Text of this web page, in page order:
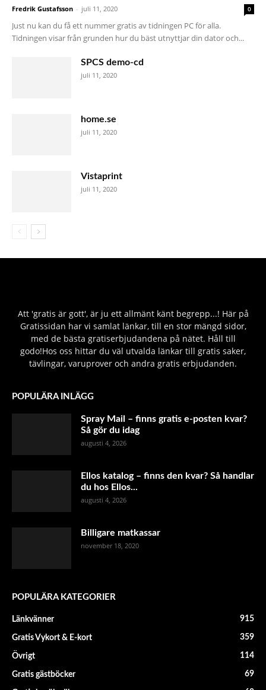
Fredrik Gustafsson - juli 11, 2020 0
Just nu kan du få ett nummer gratis av tidningen PC för alla.
Tidningen visar från grunden hur du bäst utnyttjar din dator och...
SPCS demo-cd
juli 11, 2020
home.se
juli 11, 2020
Vistaprint
juli 11, 2020
Att 'gratis är gott', är ju ett allmänt känt begrepp...! Här på
Gratissidan har vi samlat länkar, till en stor mängd sidor,
med de bästa gratiserbjudandena på nätet. Håll till
godo!Hos oss hittar du väl utvalda länkar till gratis saker,
tävlingar, varuprover och andra gratis erbjudanden.
POPULÄRA INLÄGG
Spray Mail – finns gratis e-posten kvar?
Så gör du idag
augusti 4, 2026
Ellos katalog – finns den kvar? Så handlar
du hos Ellos...
augusti 4, 2026
Billigare matkassar
november 18, 2020
POPULÄRA KATEGORIER
Länkvänner 915
Gratis Vykort & E-kort 359
Övrigt 114
Gratis gästböcker 69